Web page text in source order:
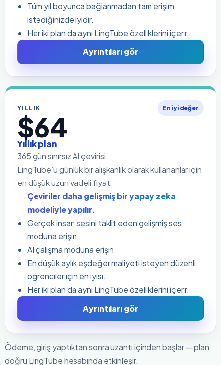
Tüm yıl boyunca bağlanmadan tam erişim
istediğinizde iyidir.
Her iki plan da aynı LingTube özelliklerini içerir.
Ayrıntıları gör
YILLIK En iyi değer
$64
Yıllık plan
365 gün sınırsız AI çevirisi
LingTube’u günlük bir alışkanlık olarak kullananlar için
en düşük uzun vadeli fiyat.
Çeviriler daha gelişmiş bir yapay zeka
modeliyle yapılır.
Gerçek insan sesini taklit eden gelişmiş ses
moduna erişin
AI çalışma moduna erişin
En düşük aylık eşdeğer maliyeti isteyen düzenli
öğrenciler için en iyisi.
Her iki plan da aynı LingTube özelliklerini içerir.
Ayrıntıları gör
Ödeme, giriş yaptıktan sonra uzantı içinden başlar — plan
doğru LingTube hesabında etkinleşir.